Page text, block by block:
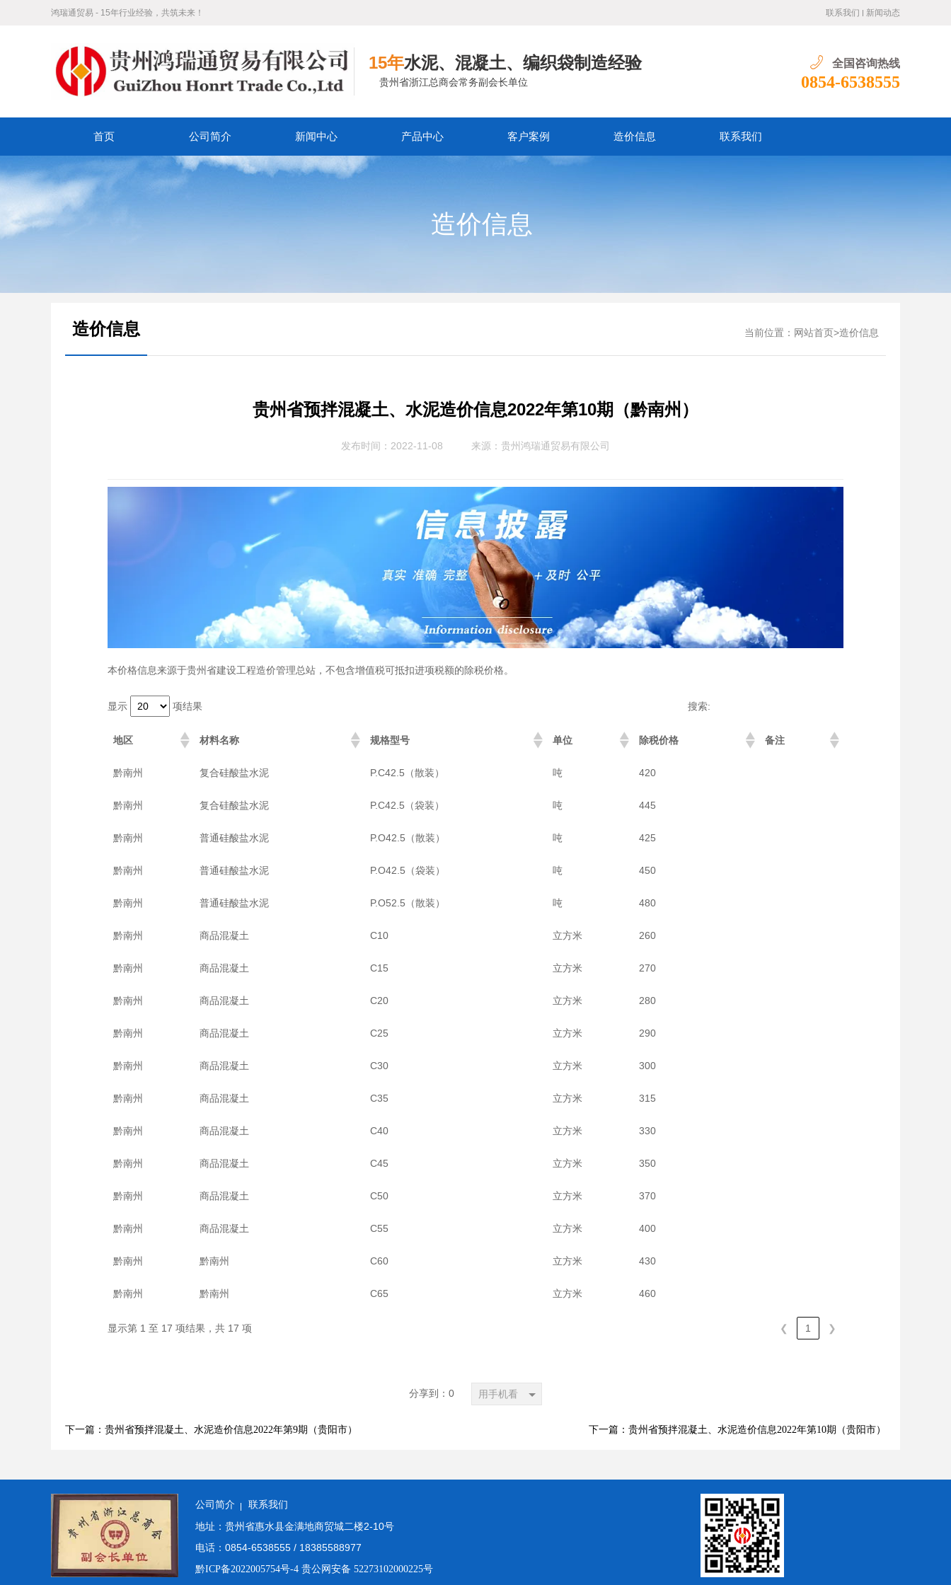
鸿瑞通贸易 - 15年行业经验，共筑未来！ 联系我们 新闻动态
15年水泥、混凝土、编织袋制造经验
贵州省浙江总商会常务副会长单位
全国咨询热线
0854-6538555
首页 公司简介 新闻中心 产品中心 客户案例 造价信息 联系我们
造价信息
造价信息 当前位置： 网站首页 >造价信息
贵州省预拌混凝土、水泥造价信息2022年第10期（黔南州）
发布时间：2022-11-08 来源： 贵州鸿瑞通贸易有限公司
本价格信息来源于贵州省建设工程造价管理总站，不包含增值税可抵扣进项税额的除税价格。
显示 项结果 搜索:
地区 材料名称 规格型号 单位 除税价格 备注
黔南州 复合硅酸盐水泥 P.C42.5（散装） 吨 420
黔南州 复合硅酸盐水泥 P.C42.5（袋装） 吨 445
黔南州 普通硅酸盐水泥 P.O42.5（散装） 吨 425
黔南州 普通硅酸盐水泥 P.O42.5（袋装） 吨 450
黔南州 普通硅酸盐水泥 P.O52.5（散装） 吨 480
黔南州 商品混凝土 C10 立方米 260
黔南州 商品混凝土 C15 立方米 270
黔南州 商品混凝土 C20 立方米 280
黔南州 商品混凝土 C25 立方米 290
黔南州 商品混凝土 C30 立方米 300
黔南州 商品混凝土 C35 立方米 315
黔南州 商品混凝土 C40 立方米 330
黔南州 商品混凝土 C45 立方米 350
黔南州 商品混凝土 C50 立方米 370
黔南州 商品混凝土 C55 立方米 400
黔南州 黔南州 C60 立方米 430
黔南州 黔南州 C65 立方米 460
显示第 1 至 17 项结果，共 17 项 ❮ 1 ❯
分享到： 0 用手机看
下一篇：贵州省预拌混凝土、水泥造价信息2022年第9期（贵阳市） 下一篇：贵州省预拌混凝土、水泥造价信息2022年第10期（贵阳市）
公司简介 联系我们
地址：贵州省惠水县金满地商贸城二楼2-10号
电话：0854-6538555 / 18385588977
黔ICP备2022005754号-4 贵公网安备 52273102000225号